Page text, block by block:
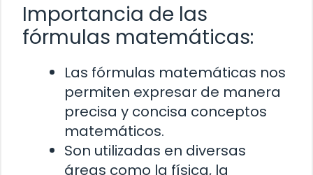
Importancia de las
fórmulas matemáticas:
Las fórmulas matemáticas nos
permiten expresar de manera
precisa y concisa conceptos
matemáticos.
Son utilizadas en diversas
áreas como la física, la